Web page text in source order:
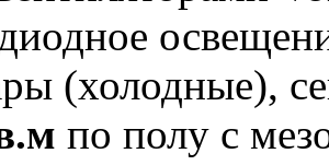
(холодные),
по полу с